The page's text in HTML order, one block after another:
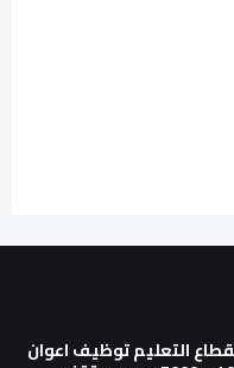
التعليم توظيف اعوان